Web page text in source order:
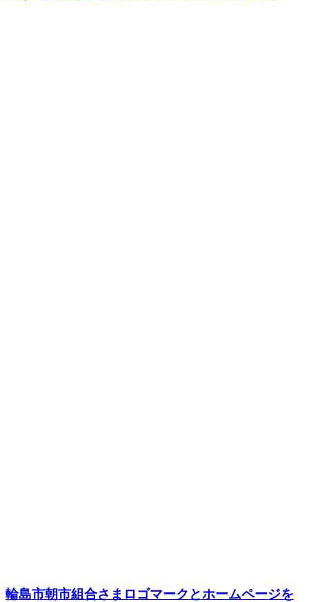
輪島市朝市組合さまロゴマークとホームページを